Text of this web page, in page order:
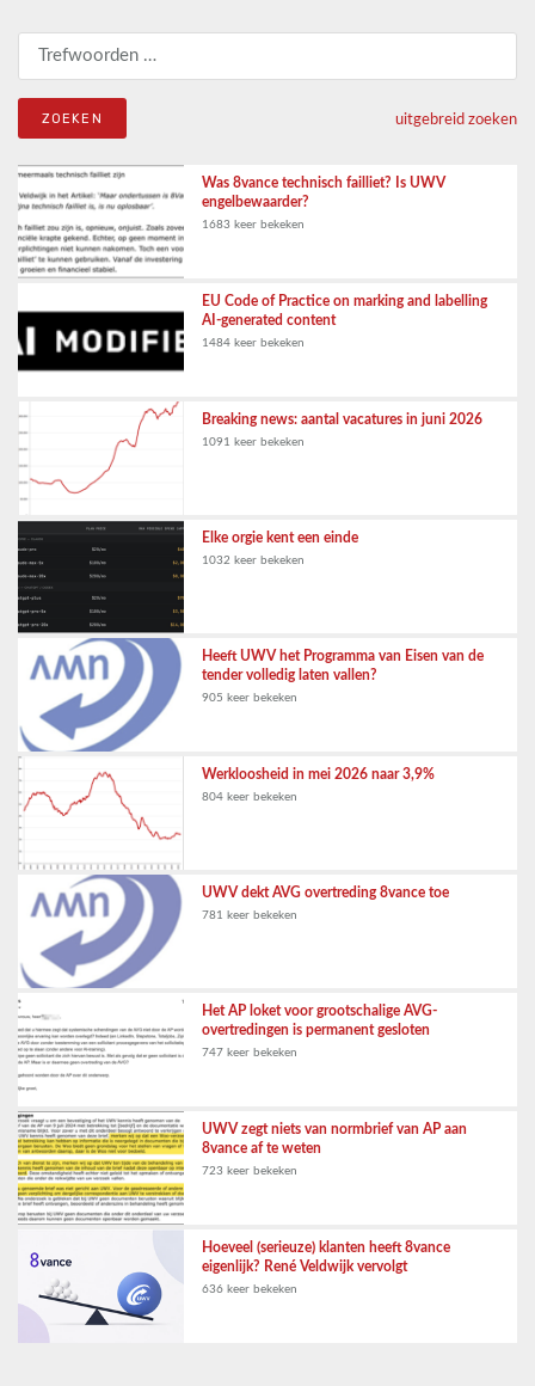
Zoeken naar:
uitgebreid zoeken
Was 8vance technisch failliet? Is UWV
engelbewaarder?
1683 keer bekeken
EU Code of Practice on marking and labelling
AI-generated content
1484 keer bekeken
Breaking news: aantal vacatures in juni 2026
1091 keer bekeken
Elke orgie kent een einde
1032 keer bekeken
Heeft UWV het Programma van Eisen van de
tender volledig laten vallen?
905 keer bekeken
Werkloosheid in mei 2026 naar 3,9%
804 keer bekeken
UWV dekt AVG overtreding 8vance toe
781 keer bekeken
Het AP loket voor grootschalige AVG-
overtredingen is permanent gesloten
747 keer bekeken
UWV zegt niets van normbrief van AP aan
8vance af te weten
723 keer bekeken
Hoeveel (serieuze) klanten heeft 8vance
eigenlijk? René Veldwijk vervolgt
636 keer bekeken